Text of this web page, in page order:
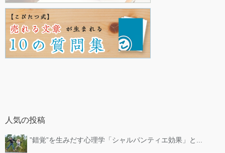
人気の投稿
”錯覚”を生みだす心理学「シャルパンティエ効果」と...